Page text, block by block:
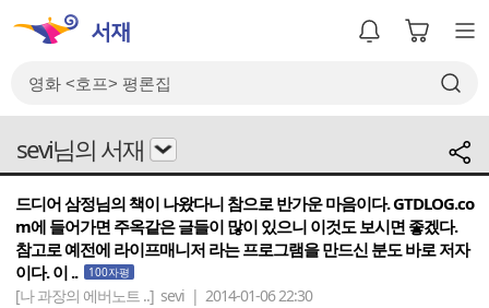
sevi님의 서재
드디어 삼정님의 책이 나왔다니 참으로 반가운 마음이다. GTDLOG.co
m에 들어가면 주옥같은 글들이 많이 있으니 이것도 보시면 좋겠다.
참고로 예전에 라이프매니저 라는 프로그램을 만드신 분도 바로 저자
이다. 이 ..
100자평
[나 과장의 에버노트 ..] sevi | 2014-01-06 22:30